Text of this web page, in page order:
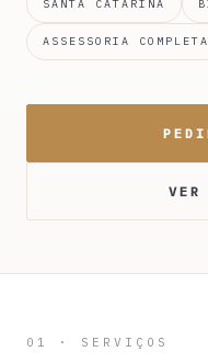
SANTA CATARINA
ASSESSORIA COMPLETA
VER
01 · SERVIÇOS